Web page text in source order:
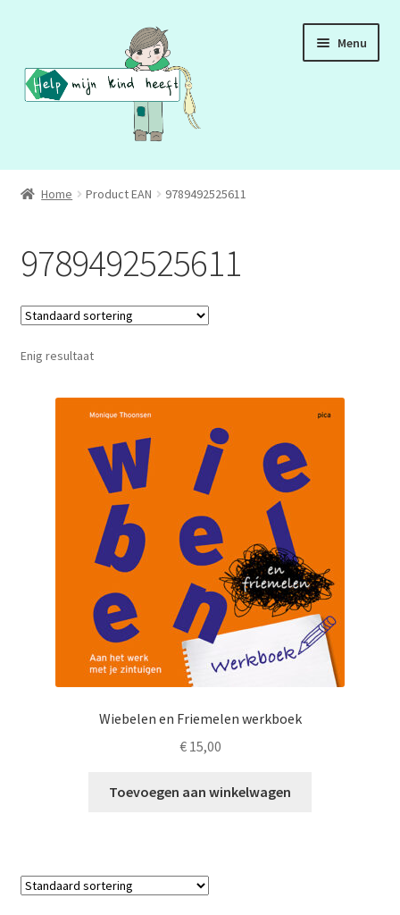
naar
navigatie
de
inhoud
Menu
ADD
ASS
DCD
HSP
Home Product EAN 9789492525611
9789492525611
Enig resultaat
Wiebelen en Friemelen werkboek
€15,00
Toevoegen aan winkelwagen